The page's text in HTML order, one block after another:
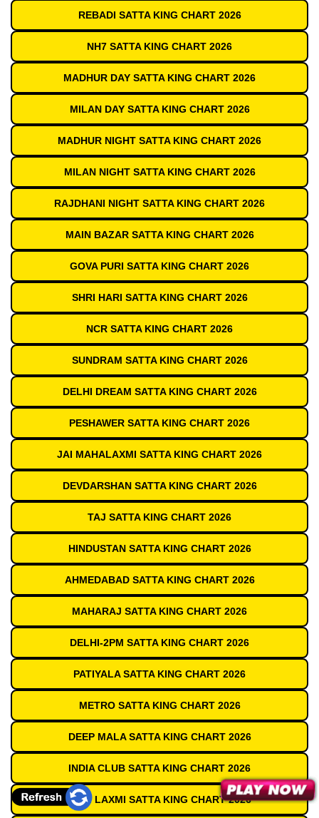
REBADI SATTA KING CHART 2026
NH7 SATTA KING CHART 2026
MADHUR DAY SATTA KING CHART 2026
MILAN DAY SATTA KING CHART 2026
MADHUR NIGHT SATTA KING CHART 2026
MILAN NIGHT SATTA KING CHART 2026
RAJDHANI NIGHT SATTA KING CHART 2026
MAIN BAZAR SATTA KING CHART 2026
GOVA PURI SATTA KING CHART 2026
SHRI HARI SATTA KING CHART 2026
NCR SATTA KING CHART 2026
SUNDRAM SATTA KING CHART 2026
DELHI DREAM SATTA KING CHART 2026
PESHAWER SATTA KING CHART 2026
JAI MAHALAXMI SATTA KING CHART 2026
DEVDARSHAN SATTA KING CHART 2026
TAJ SATTA KING CHART 2026
HINDUSTAN SATTA KING CHART 2026
AHMEDABAD SATTA KING CHART 2026
MAHARAJ SATTA KING CHART 2026
DELHI-2PM SATTA KING CHART 2026
PATIYALA SATTA KING CHART 2026
METRO SATTA KING CHART 2026
DEEP MALA SATTA KING CHART 2026
INDIA CLUB SATTA KING CHART 2026
SHRI LAXMI SATTA KING CHART 2026